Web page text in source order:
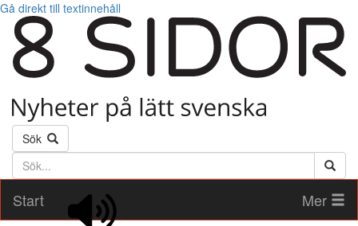
Gå direkt till textinnehåll
Sök
Söktext
Start
Mer